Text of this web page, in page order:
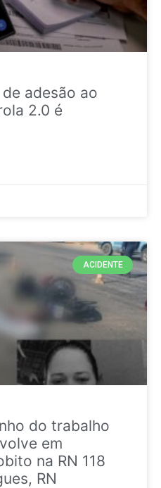
adesão ao
2.0 é
ACIDENTE
do trabalho
em
na RN 118
RN